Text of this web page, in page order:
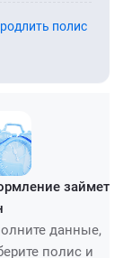
полис
займет
данные,
полис и